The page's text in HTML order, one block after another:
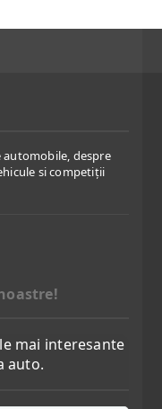
automobile, despre
si competiții
mai interesante
auto.